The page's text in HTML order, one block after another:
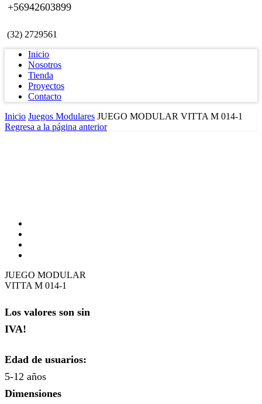
+56942603899
(32) 2729561
Inicio
Nosotros
Tienda
Proyectos
Contacto
Inicio Juegos Modulares JUEGO MODULAR VITTA M 014-1
Regresa a la página anterior
JUEGO MODULAR
VITTA M 014-1
Los valores son sin
IVA!
Edad de usuarios:
5-12 años
Dimensiones